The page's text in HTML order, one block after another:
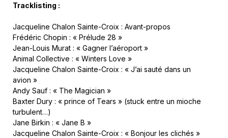
Tracklisting :
Jacqueline Chalon Sainte-Croix : Avant-propos
Frédéric Chopin : « Prélude 28 »
Jean-Louis Murat : « Gagner l’aéroport »
Animal Collective : « Winters Love »
Jacqueline Chalon Sainte-Croix : « J’ai sauté dans un
avion »
Andy Sauf : « The Magician »
Baxter Dury : « prince of Tears » (stuck entre un mioche
turbulent…)
Jane Birkin : « Jane B »
Jacqueline Chalon Sainte-Croix : « Bonjour les clichés »